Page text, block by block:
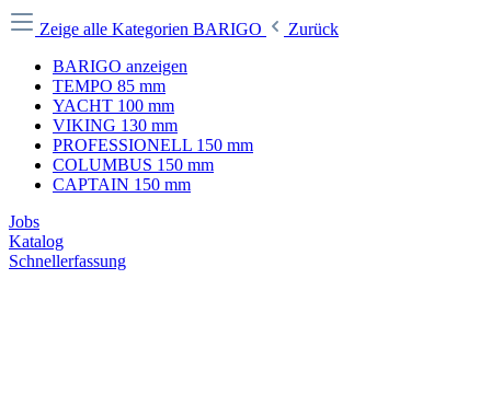
Zeige alle Kategorien BARIGO
Zurück
BARIGO anzeigen
TEMPO 85 mm
YACHT 100 mm
VIKING 130 mm
PROFESSIONELL 150 mm
COLUMBUS 150 mm
CAPTAIN 150 mm
Jobs
Katalog
Schnellerfassung